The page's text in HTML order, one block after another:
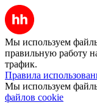
Мы используем
правильную работу
трафик.
Правила
Мы используем
файлов cookie